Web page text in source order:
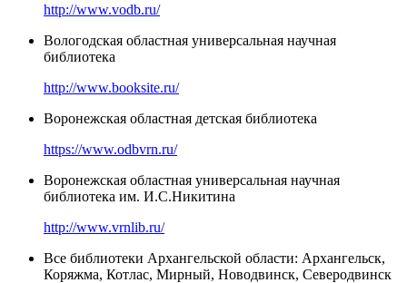
http://www.vodb.ru/
Вологодская областная универсальная научная
библиотека
http://www.booksite.ru/
Воронежская областная детская библиотека
https://www.odbvrn.ru/
Воронежская областная универсальная научная
библиотека им. И.С.Никитина
http://www.vrnlib.ru/
Все библиотеки Архангельской области: Архангельск,
Коряжма, Котлас, Мирный, Новодвинск, Северодвинск